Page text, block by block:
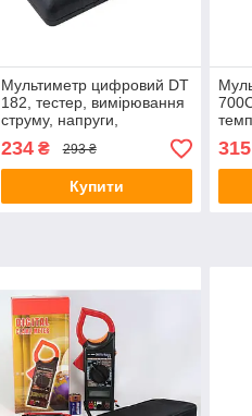
Мультиметр цифровий DT
182, тестер, вимірювання
струму, напруги,
продзвінка
234₴ 293 ₴
Купити
315